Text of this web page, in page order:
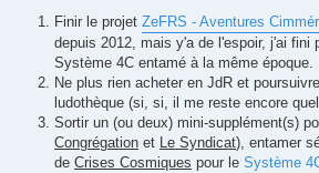
Finir le projet ZeFRS - Aventures
depuis 2012, mais y'a de l'espoir, j'ai fini
Système 4C entamé à la même époque.
Ne plus rien acheter en JdR et
ludothèque (si, si, il me reste encore
Sortir un (ou deux) mini-supplément(s)
Congrégation et Le Syndicat), entamer
de Crises Cosmiques pour le Système